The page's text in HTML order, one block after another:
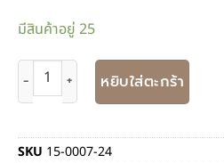
มีสินค้าอยู่ 25
หยิบใส่ตะกร้า
SKU 15-0007-24